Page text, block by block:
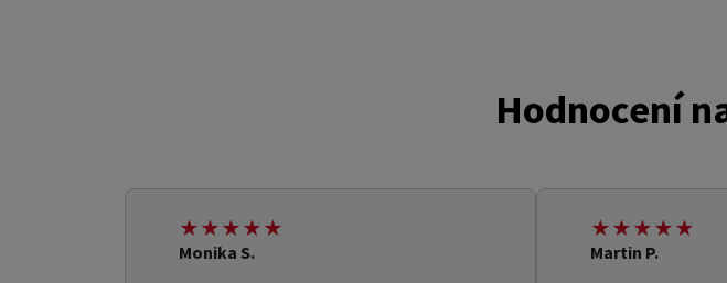
Hodnocení
★★★★★
Monika S.
★★★★★
Martin P.